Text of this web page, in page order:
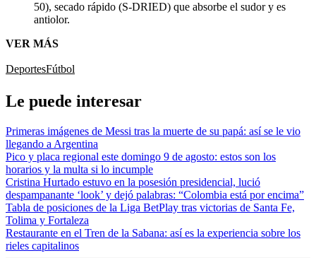
50), secado rápido (S-DRIED) que absorbe el sudor y es
antiolor.
VER MÁS
DeportesFútbol
Le puede interesar
Primeras imágenes de Messi tras la muerte de su papá: así se le vio
llegando a Argentina
Pico y placa regional este domingo 9 de agosto: estos son los
horarios y la multa si lo incumple
Cristina Hurtado estuvo en la posesión presidencial, lució
despampanante ‘look’ y dejó palabras: “Colombia está por encima”
Tabla de posiciones de la Liga BetPlay tras victorias de Santa Fe,
Tolima y Fortaleza
Restaurante en el Tren de la Sabana: así es la experiencia sobre los
rieles capitalinos